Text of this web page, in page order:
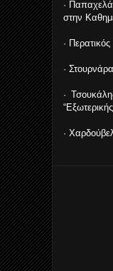
·
στην
·
·
·
·